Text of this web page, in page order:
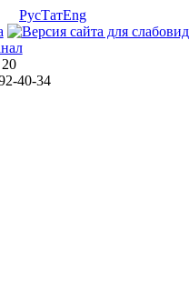
РусТатEng
40-34